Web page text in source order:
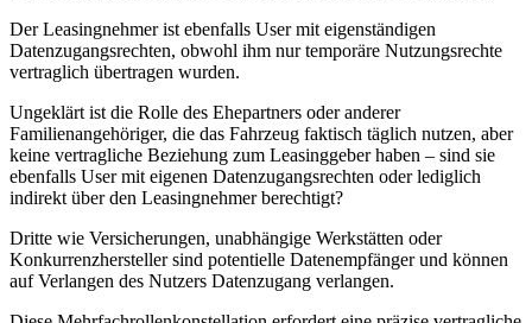
Der Leasingnehmer ist ebenfalls User mit eigenständigen
Datenzugangsrechten, obwohl ihm nur temporäre Nutzungsrechte
vertraglich übertragen wurden.
Ungeklärt ist die Rolle des Ehepartners oder anderer
Familienangehöriger, die das Fahrzeug faktisch täglich nutzen, aber
keine vertragliche Beziehung zum Leasinggeber haben – sind sie
ebenfalls User mit eigenen Datenzugangsrechten oder lediglich
indirekt über den Leasingnehmer berechtigt?
Dritte wie Versicherungen, unabhängige Werkstätten oder
Konkurrenzhersteller sind potentielle Datenempfänger und können
auf Verlangen des Nutzers Datenzugang verlangen.